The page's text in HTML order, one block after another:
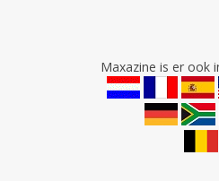
Maxazine is er ook